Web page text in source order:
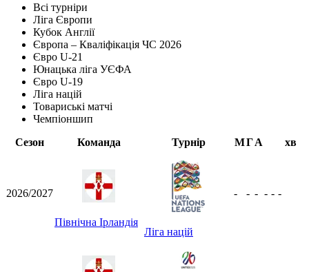
Всі турніри
Ліга Європи
Кубок Англії
Європа – Кваліфікація ЧС 2026
Євро U-21
Юнацька ліга УЄФА
Євро U-19
Ліга націй
Товариські матчі
Чемпіоншип
Сезон
Команда Турнір МГА хв
2026/2027
Північна Ірландія
Ліга націй
- - - - - -